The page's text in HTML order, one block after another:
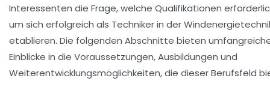
Interessenten die Frage, welche Qualifikationen
um sich erfolgreich als Techniker in der
etablieren. Die folgenden Abschnitte bieten
Einblicke in die Voraussetzungen, Ausbildungen und
Weiterentwicklungsmöglichkeiten, die dieser Berufsfeld